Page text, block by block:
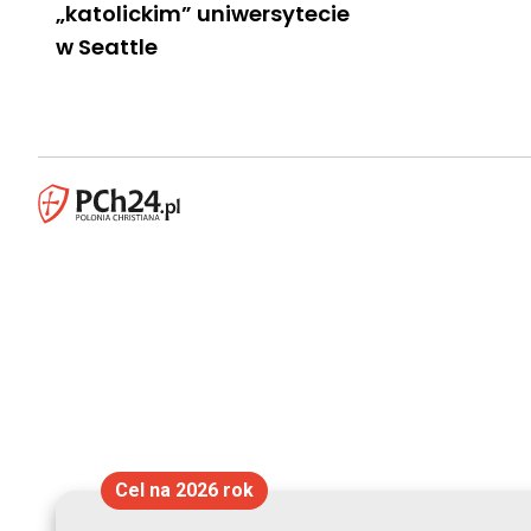
„katolickim” uniwersytecie
w Seattle
Cel na 2026 rok